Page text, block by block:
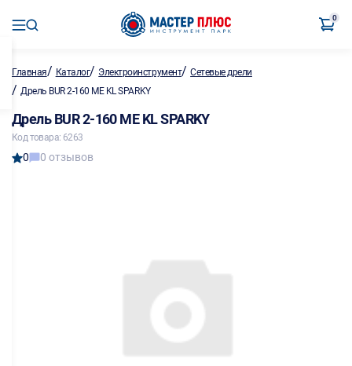
0
Главная/ Каталог/ Электроинструмент/Сетевые дрели
/ Дрель BUR 2-160 ME KL SPARKY
Дрель BUR 2-160 ME KL SPARKY
Код товара: 6263
0 0 отзывов